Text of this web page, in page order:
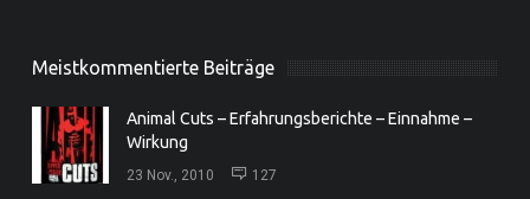
Meistkommentierte Beiträge
Animal Cuts – Erfahrungsberichte – Einnahme –
Wirkung
23 Nov., 2010 127